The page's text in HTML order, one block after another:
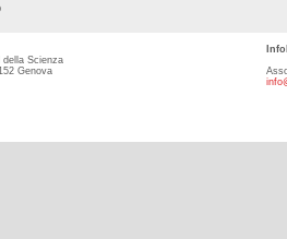
Scienza
Genova